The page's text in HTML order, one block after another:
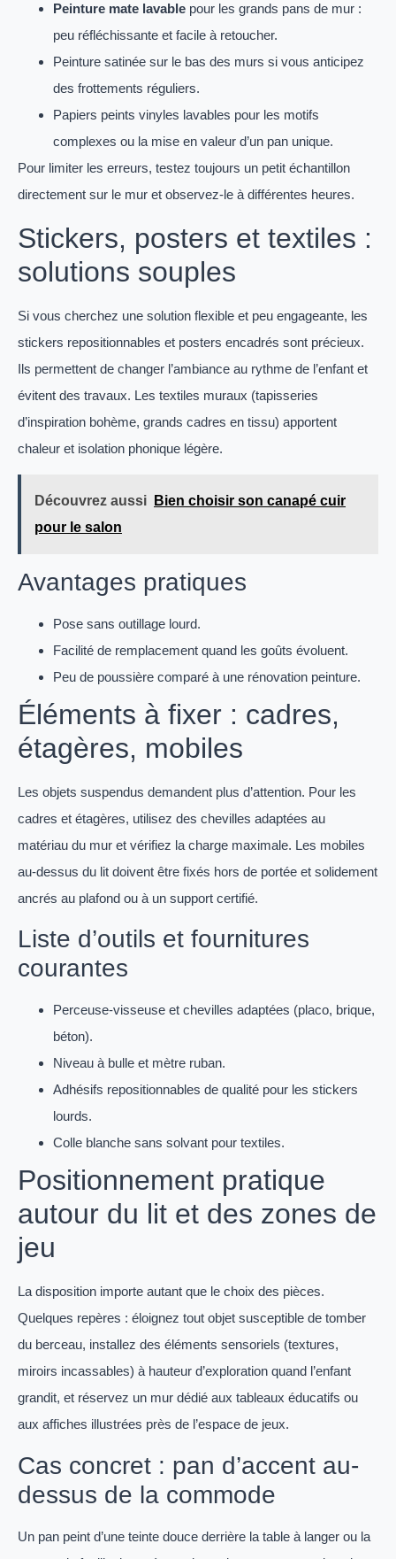
Peinture mate lavable pour les grands pans de mur :
peu réfléchissante et facile à retoucher.
Peinture satinée sur le bas des murs si vous anticipez
des frottements réguliers.
Papiers peints vinyles lavables pour les motifs
complexes ou la mise en valeur d’un pan unique.
Pour limiter les erreurs, testez toujours un petit échantillon
directement sur le mur et observez-le à différentes heures.
Stickers, posters et textiles :
solutions souples
Si vous cherchez une solution flexible et peu engageante, les
stickers repositionnables et posters encadrés sont précieux.
Ils permettent de changer l’ambiance au rythme de l’enfant et
évitent des travaux. Les textiles muraux (tapisseries
d’inspiration bohème, grands cadres en tissu) apportent
chaleur et isolation phonique légère.
Découvrez aussi
Bien choisir son canapé cuir
pour le salon
Avantages pratiques
Pose sans outillage lourd.
Facilité de remplacement quand les goûts évoluent.
Peu de poussière comparé à une rénovation peinture.
Éléments à fixer : cadres,
étagères, mobiles
Les objets suspendus demandent plus d’attention. Pour les
cadres et étagères, utilisez des chevilles adaptées au
matériau du mur et vérifiez la charge maximale. Les mobiles
au-dessus du lit doivent être fixés hors de portée et solidement
ancrés au plafond ou à un support certifié.
Liste d’outils et fournitures
courantes
Perceuse-visseuse et chevilles adaptées (placo, brique,
béton).
Niveau à bulle et mètre ruban.
Adhésifs repositionnables de qualité pour les stickers
lourds.
Colle blanche sans solvant pour textiles.
Positionnement pratique
autour du lit et des zones de
jeu
La disposition importe autant que le choix des pièces.
Quelques repères : éloignez tout objet susceptible de tomber
du berceau, installez des éléments sensoriels (textures,
miroirs incassables) à hauteur d’exploration quand l’enfant
grandit, et réservez un mur dédié aux tableaux éducatifs ou
aux affiches illustrées près de l’espace de jeux.
Cas concret : pan d’accent au-
dessus de la commode
Un pan peint d’une teinte douce derrière la table à langer ou la